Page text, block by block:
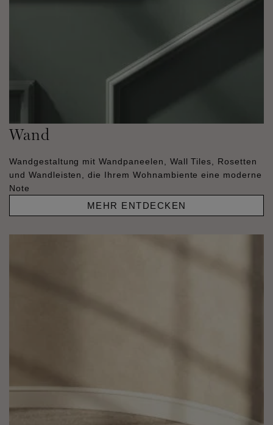
Wand
Wandgestaltung mit Wandpaneelen, Wall Tiles, Rosetten
und Wandleisten, die Ihrem Wohnambiente eine moderne
Note
MEHR ENTDECKEN